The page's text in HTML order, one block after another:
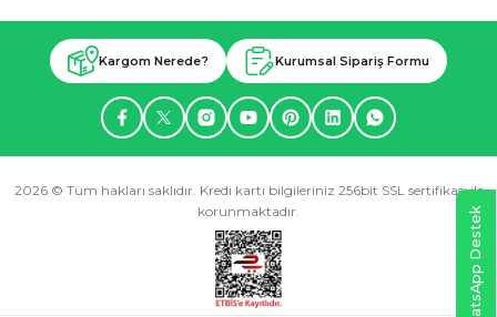
Kargom Nerede? Kurumsal Sipariş Formu
2026 © Tüm hakları saklıdır. Kredi kartı bilgileriniz 256bit SSL sertifikası ile
korunmaktadır.
WhatsApp Destek